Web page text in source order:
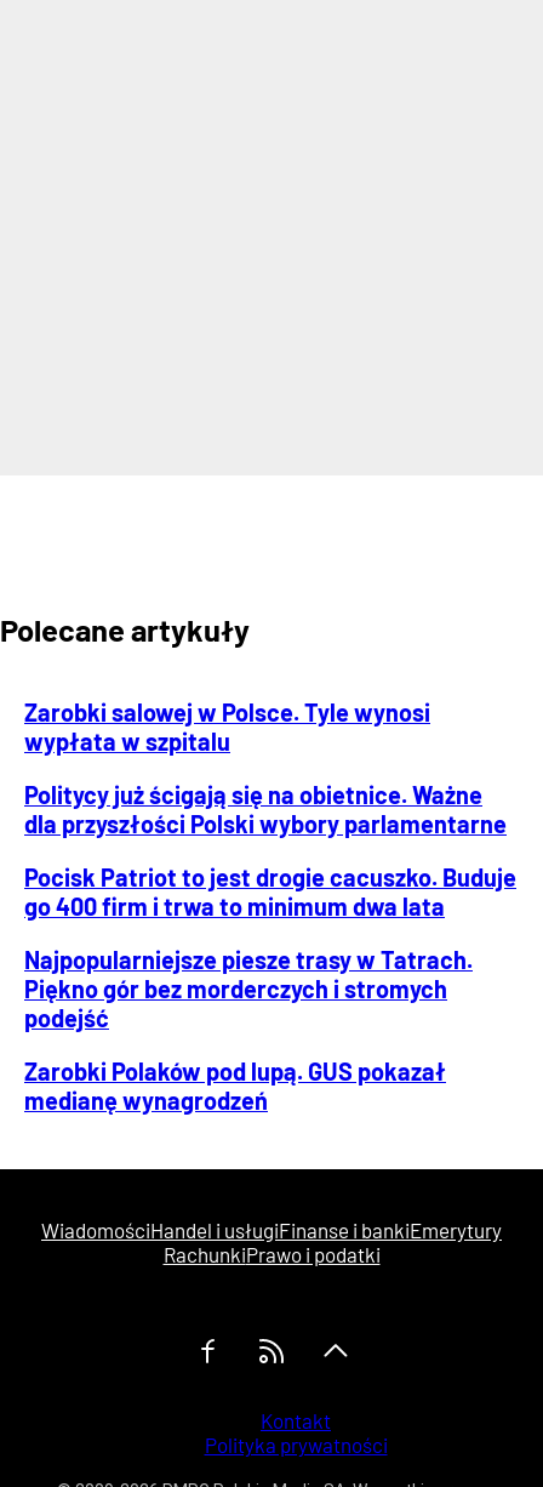
Polecane artykuły
Zarobki salowej w Polsce. Tyle wynosi
wypłata w szpitalu
Politycy już ścigają się na obietnice. Ważne
dla przyszłości Polski wybory parlamentarne
Pocisk Patriot to jest drogie cacuszko. Buduje
go 400 firm i trwa to minimum dwa lata
Najpopularniejsze piesze trasy w Tatrach.
Piękno gór bez morderczych i stromych
podejść
Zarobki Polaków pod lupą. GUS pokazał
medianę wynagrodzeń
WiadomościHandel i usługiFinanse i bankiEmerytury
RachunkiPrawo i podatki
Kontakt
Polityka prywatności